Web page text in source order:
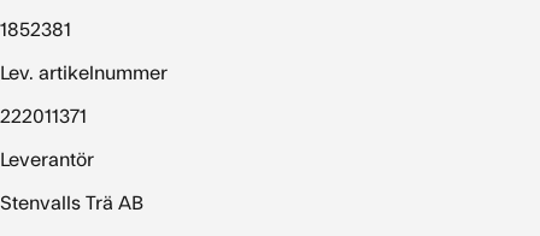
1852381
Lev. artikelnummer
222011371
Leverantör
Stenvalls Trä AB